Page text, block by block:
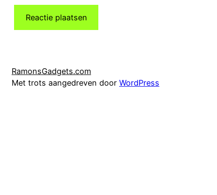
RamonsGadgets.com
Met trots aangedreven door WordPress